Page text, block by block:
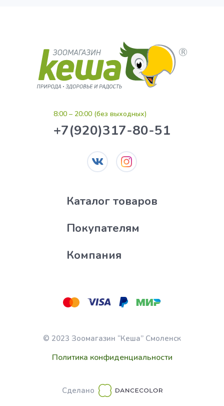
8:00 – 20:00 (без выходных)
+7(920)317-80-51
Каталог товаров
Покупателям
Компания
© 2023 Зоомагазин “Кеша” Смоленск
Политика конфиденциальности
Сделано